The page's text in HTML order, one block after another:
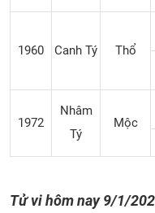
1960 Canh Tý Thổ
1972
Nhâm
Tý
Mộc
Tử vi hôm nay 9/1/